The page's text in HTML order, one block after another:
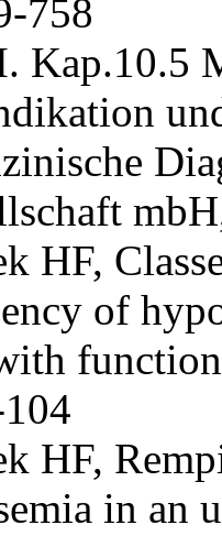
758
Kap.10.5
HF,
of
HF,
in an